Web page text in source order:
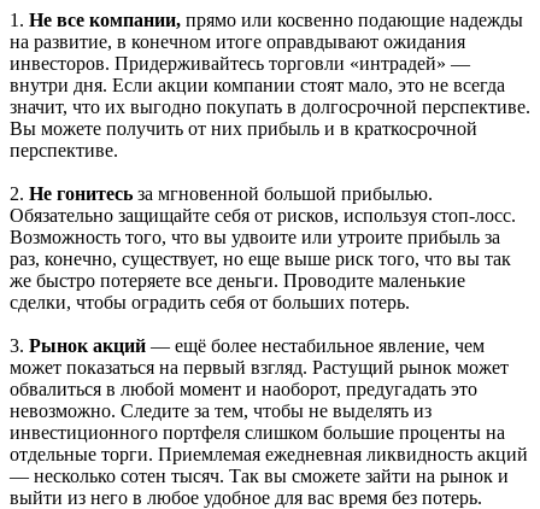
1. Не все компании, прямо или косвенно подающие надежды
на развитие, в конечном итоге оправдывают ожидания
инвесторов. Придерживайтесь торговли «интрадей» —
внутри дня. Если акции компании стоят мало, это не всегда
значит, что их выгодно покупать в долгосрочной перспективе.
Вы можете получить от них прибыль и в краткосрочной
перспективе.
2. Не гонитесь за мгновенной большой прибылью.
Обязательно защищайте себя от рисков, используя стоп-лосс.
Возможность того, что вы удвоите или утроите прибыль за
раз, конечно, существует, но еще выше риск того, что вы так
же быстро потеряете все деньги. Проводите маленькие
сделки, чтобы оградить себя от больших потерь.
3. Рынок акций — ещё более нестабильное явление, чем
может показаться на первый взгляд. Растущий рынок может
обвалиться в любой момент и наоборот, предугадать это
невозможно. Следите за тем, чтобы не выделять из
инвестиционного портфеля слишком большие проценты на
отдельные торги. Приемлемая ежедневная ликвидность акций
— несколько сотен тысяч. Так вы сможете зайти на рынок и
выйти из него в любое удобное для вас время без потерь.